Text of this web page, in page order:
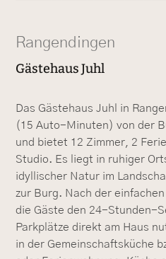
Rangendingen
Gästehaus Juhl
Das Gästehaus Juhl in
(15 Auto-Minuten) von der
und bietet 12 Zimmer, 2
Studio. Es liegt in ruhiger
idyllischer Natur im
zur Burg. Nach der
die Gäste den 24-Stunden-
Parkplätze direkt am Haus
in der Gemeinschaftsküche